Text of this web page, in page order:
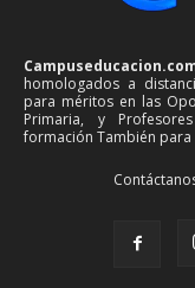
homologados a
para méritos en las
Primaria, y
formación También para